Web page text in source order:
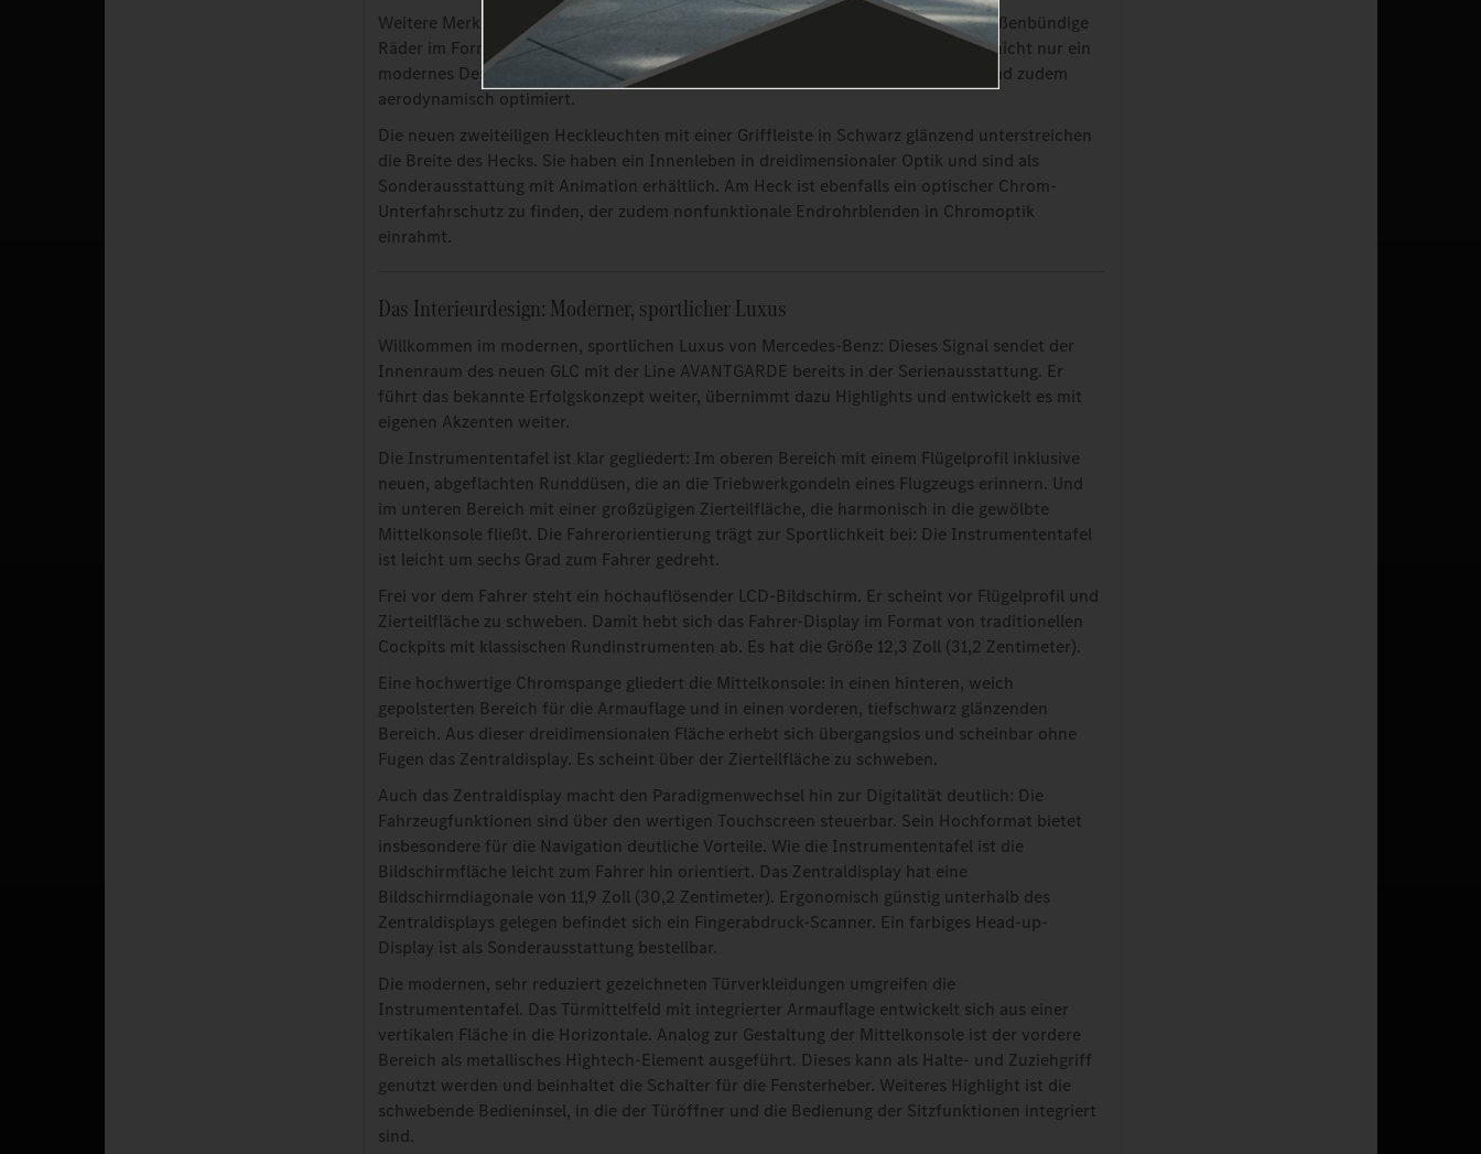
Weitere Merkmale des sportlich-souveränen Auftritts sind die breite Spur und außenbündige
Räder im Format 18 bis 20 Zoll. Mehrere der ab Werk angebotenen Räder zeigen nicht nur ein
modernes Design in Glanzdreh‑Ästhetik und mit Bicolor-Oberflächen, sondern sind zudem
aerodynamisch optimiert.
Die neuen zweiteiligen Heckleuchten mit einer Griffleiste in Schwarz glänzend unterstreichen
die Breite des Hecks. Sie haben ein Innenleben in dreidimensionaler Optik und sind als
Sonderausstattung mit Animation erhältlich. Am Heck ist ebenfalls ein optischer Chrom-
Unterfahrschutz zu finden, der zudem nonfunktionale Endrohrblenden in Chromoptik
einrahmt.
Das Interieurdesign: Moderner, sportlicher Luxus
Willkommen im modernen, sportlichen Luxus von Mercedes-Benz: Dieses Signal sendet der
Innenraum des neuen GLC mit der Line AVANTGARDE bereits in der Serienausstattung. Er
führt das bekannte Erfolgskonzept weiter, übernimmt dazu Highlights und entwickelt es mit
eigenen Akzenten weiter.
Die Instrumententafel ist klar gegliedert: Im oberen Bereich mit einem Flügelprofil inklusive
neuen, abgeflachten Runddüsen, die an die Triebwerkgondeln eines Flugzeugs erinnern. Und
im unteren Bereich mit einer großzügigen Zierteilfläche, die harmonisch in die gewölbte
Mittelkonsole fließt. Die Fahrerorientierung trägt zur Sportlichkeit bei: Die Instrumententafel
ist leicht um sechs Grad zum Fahrer gedreht.
Frei vor dem Fahrer steht ein hochauflösender LCD-Bildschirm. Er scheint vor Flügelprofil und
Zierteilfläche zu schweben. Damit hebt sich das Fahrer-Display im Format von traditionellen
Cockpits mit klassischen Rundinstrumenten ab. Es hat die Größe 12,3 Zoll (31,2 Zentimeter).
Eine hochwertige Chromspange gliedert die Mittelkonsole: in einen hinteren, weich
gepolsterten Bereich für die Armauflage und in einen vorderen, tiefschwarz glänzenden
Bereich. Aus dieser dreidimensionalen Fläche erhebt sich übergangslos und scheinbar ohne
Fugen das Zentraldisplay. Es scheint über der Zierteilfläche zu schweben.
Auch das Zentraldisplay macht den Paradigmenwechsel hin zur Digitalität deutlich: Die
Fahrzeugfunktionen sind über den wertigen Touchscreen steuerbar. Sein Hochformat bietet
insbesondere für die Navigation deutliche Vorteile. Wie die Instrumententafel ist die
Bildschirmfläche leicht zum Fahrer hin orientiert. Das Zentraldisplay hat eine
Bildschirmdiagonale von 11,9 Zoll (30,2 Zentimeter). Ergonomisch günstig unterhalb des
Zentraldisplays gelegen befindet sich ein Fingerabdruck-Scanner. Ein farbiges Head-up-
Display ist als Sonderausstattung bestellbar.
Die modernen, sehr reduziert gezeichneten Türverkleidungen umgreifen die
Instrumententafel. Das Türmittelfeld mit integrierter Armauflage entwickelt sich aus einer
vertikalen Fläche in die Horizontale. Analog zur Gestaltung der Mittelkonsole ist der vordere
Bereich als metallisches Hightech-Element ausgeführt. Dieses kann als Halte- und Zuziehgriff
genutzt werden und beinhaltet die Schalter für die Fensterheber. Weiteres Highlight ist die
schwebende Bedieninsel, in die der Türöffner und die Bedienung der Sitzfunktionen integriert
sind.